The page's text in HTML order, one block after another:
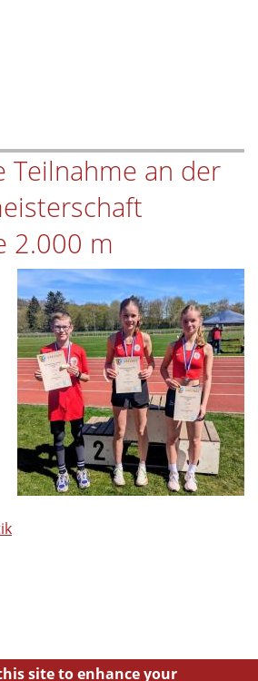
Teilnahme an der
2.000 m
site to enhance your